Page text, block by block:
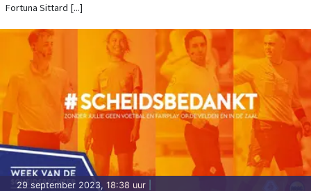
Fortuna Sittard [...]
29 september 2023, 18:38 uur